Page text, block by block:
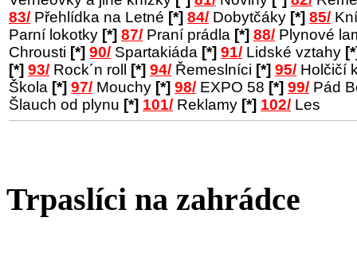
83/ Přehlídka na Letné [*] 84/ Dobytčáky [*] 85/
Parní lokotky [*] 87/ Praní prádla [*] 88/ Plynové
Chrousti [*] 90/ Spartakiáda [*] 91/ Lidské vztahy
[*] 93/ Rock´n roll [*] 94/ Řemeslníci [*] 95/ Holčičí
Škola [*] 97/ Mouchy [*] 98/ EXPO 58 [*] 99/ Pád
Šlauch od plynu [*] 101/ Reklamy [*] 102/ Les
Trpaslíci na zahrádce